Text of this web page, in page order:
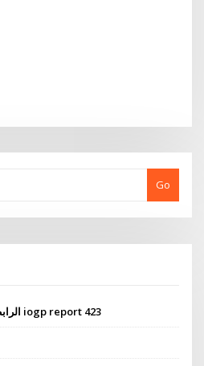
Go
الرابطة الدولية لمنتجي النفط والغاز iogp report 423